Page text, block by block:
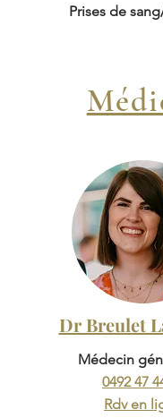
Prises de
Dr Breulet
Médecin
0492 47
Rdv en